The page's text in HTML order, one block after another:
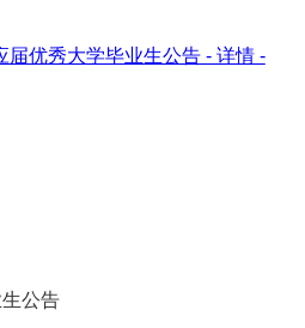
届优秀大学毕业生公告 - 详情 -
公告